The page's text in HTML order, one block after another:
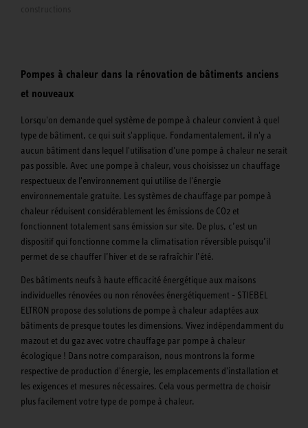
Pompes à chaleur dans la rénovation de bâtiments anciens
et nouveaux
Lorsqu'on demande quel système de pompe à chaleur convient à quel
type de bâtiment, ce qui suit s'applique. Fondamentalement, il n'y a
aucun bâtiment dans lequel l'utilisation d'une pompe à chaleur ne serait
pas possible. Avec une pompe à chaleur, vous choisissez un chauffage
respectueux de l'environnement qui utilise de l'énergie
environnementale gratuite. Les systèmes de chauffage par pompe à
chaleur réduisent considérablement les émissions de CO2 et
fonctionnent totalement sans émission sur site. De plus, c’est un
dispositif qui fonctionne comme la climatisation réversible puisqu’il
permet de se chauffer l’hiver et de se rafraîchir l’été.
Des bâtiments neufs à haute efficacité énergétique aux maisons
individuelles rénovées ou non rénovées énergétiquement - STIEBEL
ELTRON propose des solutions de pompe à chaleur adaptées aux
bâtiments de presque toutes les dimensions. Vivez indépendamment du
mazout et du gaz avec votre chauffage par pompe à chaleur
écologique ! Dans notre comparaison, nous montrons la forme
respective de production d'énergie, les emplacements d'installation et
les exigences et mesures nécessaires. Cela vous permettra de choisir
plus facilement votre type de pompe à chaleur.